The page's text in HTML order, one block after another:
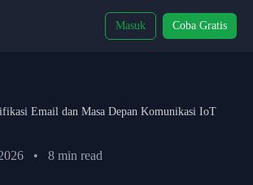
Masuk Coba Gratis
Email dan Masa Depan Komunikasi IoT
• 8 min read